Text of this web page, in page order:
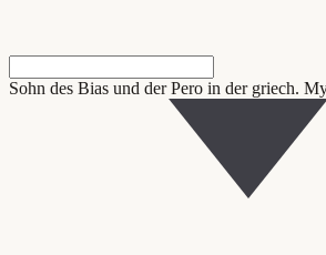
Sohn des Bias und der Pero in der griech.